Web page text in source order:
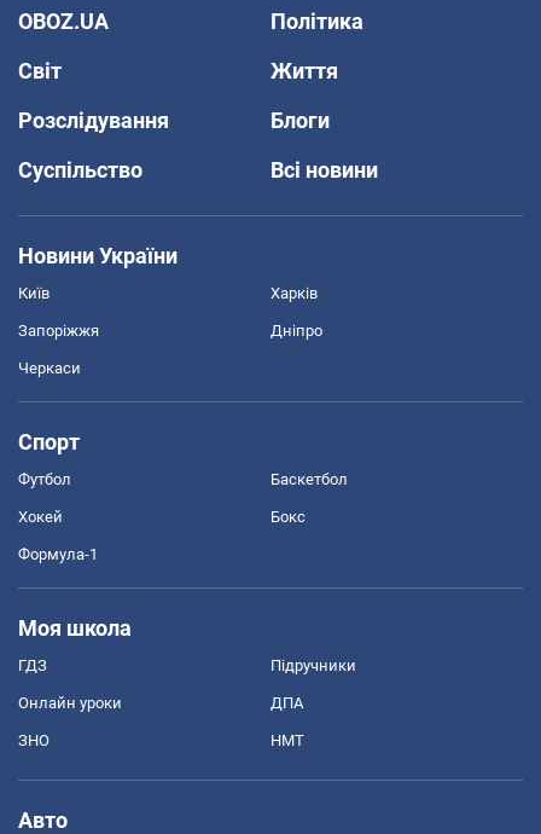
OBOZ.UA
Політика
Світ
Життя
Розслідування
Блоги
Суспільство
Всі новини
Новини України
Київ Харків
Запоріжжя Дніпро
Черкаси
Спорт
Футбол Баскетбол
Хокей Бокс
Формула-1
Моя школа
ГДЗ Підручники
Онлайн уроки ДПА
ЗНО НМТ
Авто